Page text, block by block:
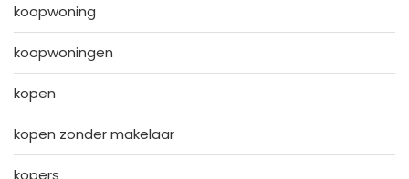
koopwoning
koopwoningen
kopen
kopen zonder makelaar
kopers